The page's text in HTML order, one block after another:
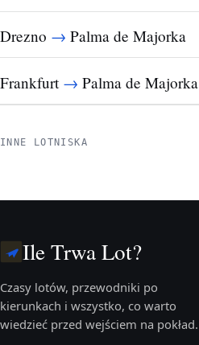
Drezno → Palma de Majorka
Frankfurt → Palma de Majorka
INNE LOTNISKA
Ile Trwa Lot?
Czasy lotów, przewodniki po
kierunkach i wszystko, co warto
wiedzieć przed wejściem na pokład.